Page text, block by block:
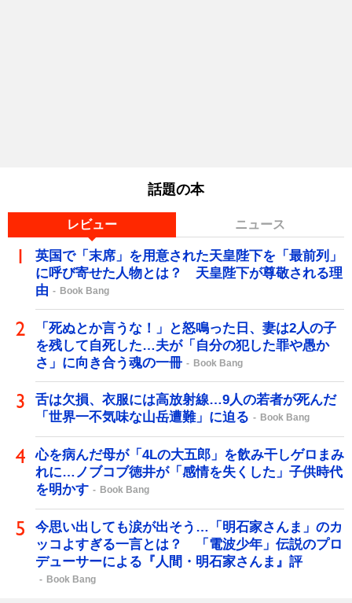
話題の本
レビュー ニュース
英国で「末席」を用意された天皇陛下を「最前列」
に呼び寄せた人物とは？ 天皇陛下が尊敬される理
由
Book Bang
「死ぬとか言うな！」と怒鳴った日、妻は2人の子
を残して自死した…夫が「自分の犯した罪や愚か
さ」に向き合う魂の一冊
Book Bang
舌は欠損、衣服には高放射線…9人の若者が死んだ
「世界一不気味な山岳遭難」に迫る
Book Bang
心を病んだ母が「4Lの大五郎」を飲み干しゲロまみ
れに…ノブコブ徳井が「感情を失くした」子供時代
を明かす
Book Bang
今思い出しても涙が出そう…「明石家さんま」のカ
ッコよすぎる一言とは？ 「電波少年」伝説のプロ
デューサーによる『人間・明石家さんま』評
Book Bang